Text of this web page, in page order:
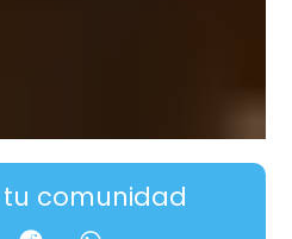
comunidad